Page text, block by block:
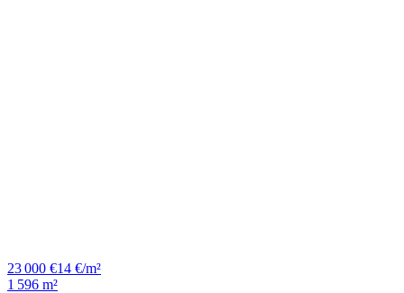
23 000 €14 €/m²
1 596 m²